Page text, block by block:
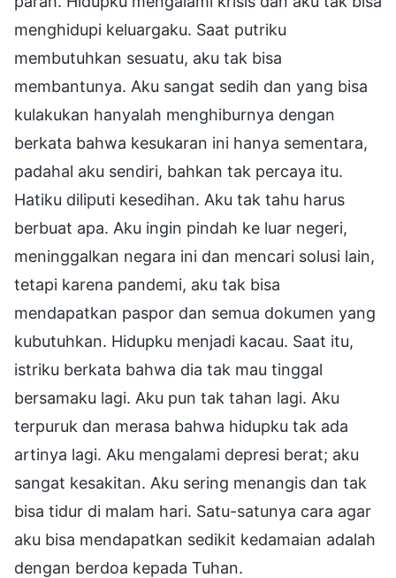
menghidupi keluargaku. Saat putriku
membutuhkan sesuatu, aku tak bisa
membantunya. Aku sangat sedih dan yang bisa
kulakukan hanyalah menghiburnya dengan
berkata bahwa kesukaran ini hanya sementara,
padahal aku sendiri, bahkan tak percaya itu.
Hatiku diliputi kesedihan. Aku tak tahu harus
berbuat apa. Aku ingin pindah ke luar negeri,
meninggalkan negara ini dan mencari solusi lain,
tetapi karena pandemi, aku tak bisa
mendapatkan paspor dan semua dokumen yang
kubutuhkan. Hidupku menjadi kacau. Saat itu,
istriku berkata bahwa dia tak mau tinggal
bersamaku lagi. Aku pun tak tahan lagi. Aku
terpuruk dan merasa bahwa hidupku tak ada
artinya lagi. Aku mengalami depresi berat; aku
sangat kesakitan. Aku sering menangis dan tak
bisa tidur di malam hari. Satu-satunya cara agar
aku bisa mendapatkan sedikit kedamaian adalah
dengan berdoa kepada Tuhan.